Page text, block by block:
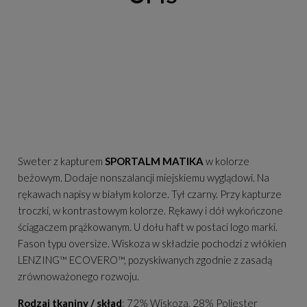
Sweter z kapturem SPORTALM MATIKA w kolorze
beżowym. Dodaje nonszalancji miejskiemu wyglądowi. Na
rękawach napisy w białym kolorze. Tył czarny. Przy kapturze
troczki, w kontrastowym kolorze. Rękawy i dół wykończone
ściągaczem prążkowanym. U dołu haft w postaci logo marki.
Fason typu oversize. Wiskoza w składzie pochodzi z włókien
LENZING™ ECOVERO™, pozyskiwanych zgodnie z zasadą
zrównoważonego rozwoju.
Rodzaj tkaniny / skład: 72% Wiskoza, 28% Poliester